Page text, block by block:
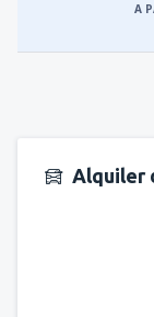
A
Alquiler